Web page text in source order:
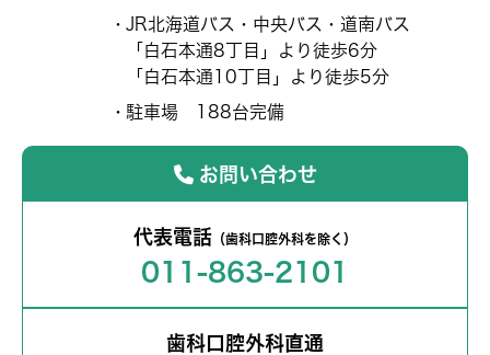
JR北海道バス・中央バス・道南バス
「白石本通8丁目」より徒歩6分
「白石本通10丁目」より徒歩5分
駐車場 188台完備
お問い合わせ
代表電話 （歯科口腔外科を除く）
011-863-2101
歯科口腔外科直通